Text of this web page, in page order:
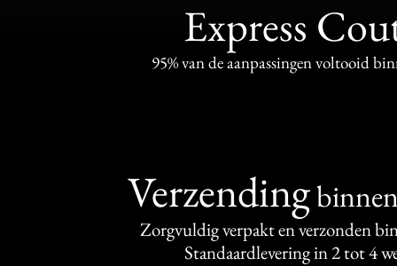
Express
95% van de aanpassingen voltooid
Verzending
Zorgvuldig verpakt en verzonden
Standaardlevering in 2 tot 4